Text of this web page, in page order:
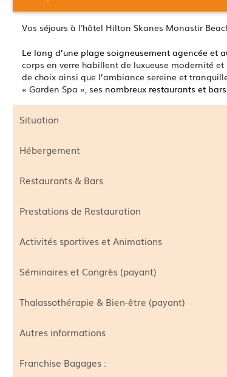
Vos séjours à l'hôtel Hilton Skanes Monastir
Le long d’une plage soigneusement agencée et
corps en verre habillent de luxueuse modernité
de choix ainsi que l’ambiance sereine et
« Garden Spa », ses nombreux restaurants et bars
Situation
Hébergement
Restaurants & Bars
Prestations de Restauration
Activités sportives et Animations
Séminaires et Congrès (payant)
Thalassothérapie & Bien-être (payant)
Autres informations
Franchise Bagages :